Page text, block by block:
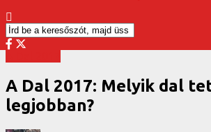
A Dal 2017: Melyik dal
legjobban?